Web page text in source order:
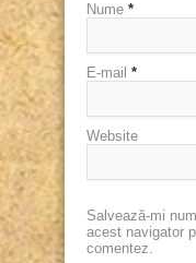
Nume *
E-mail *
Website
Salvează-mi
acest navigator
comentez.